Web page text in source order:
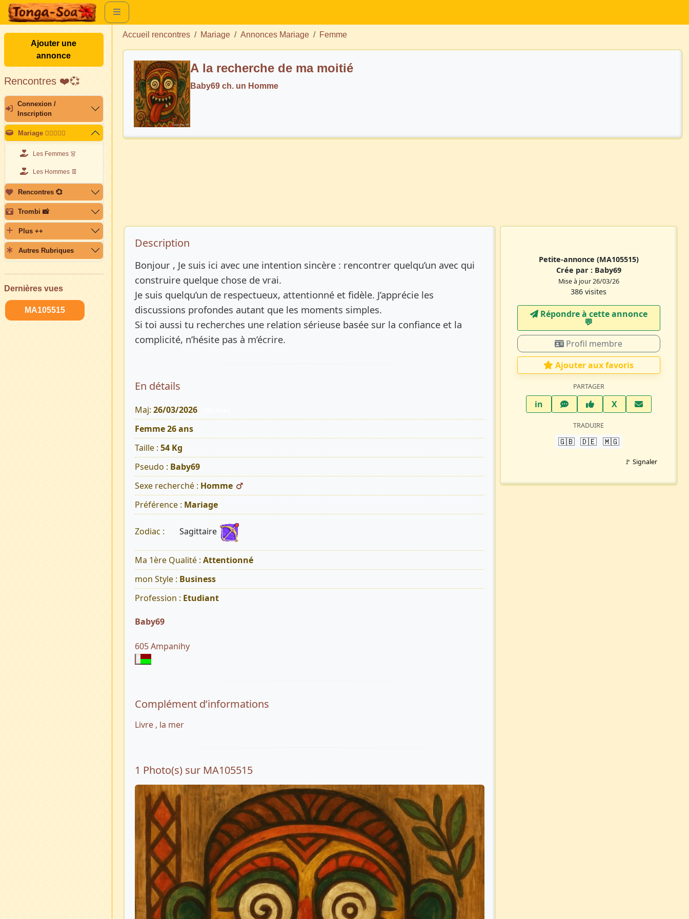
Ajouter une
annonce
Rencontres ❤️💞
Connexion /
Inscription
Mariage 👩🏽‍❤️‍👨🏽
Les Femmes 👗
Les Hommes 👖
Rencontres 💞
Trombi 📸
Plus ++
Autres Rubriques
Dernières vues
MA105515
Accueil rencontres Mariage Annonces Mariage Femme
A la recherche de ma moitié
Baby69 ch. un Homme
Description de l’annonce
Description
Bonjour , Je suis ici avec une intention sincère : rencontrer quelqu’un avec qui
construire quelque chose de vrai.
Je suis quelqu’un de respectueux, attentionné et fidèle. J’apprécie les
discussions profondes autant que les moments simples.
Si toi aussi tu recherches une relation sérieuse basée sur la confiance et la
complicité, n’hésite pas à m’écrire.
En détails
Maj: 26/03/2026
Femme 26 ans
Taille : 54 Kg
Pseudo : Baby69
Sexe recherché : Homme
Préférence : Mariage
Zodiac : Sagittaire
Ma 1ère Qualité : Attentionné
mon Style : Business
Profession : Etudiant
Baby69
605 Ampanihy
Complément d’informations
Livre , la mer
1 Photo(s) sur MA105515
Petite-annonce (MA105515)
Crée par : Baby69
Mise à jour 26/03/26
386 visites
Répondre à cette annonce
💬​
Profil membre
Ajouter aux favoris
PARTAGER
inLinkedInWhatsAppFacebook
XTwitter X
TRADUIRE
🇬🇧 🇩🇪 🇲🇬
🚩 Signaler